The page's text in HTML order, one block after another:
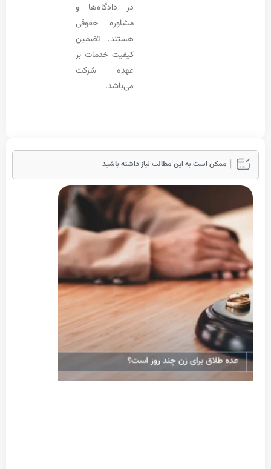
در دادگاه‌ها و
مشاوره حقوقی
هستند. تضمین
کیفیت خدمات بر
عهده شرکت
ممکن است به این مطالب نیاز داشته باشید